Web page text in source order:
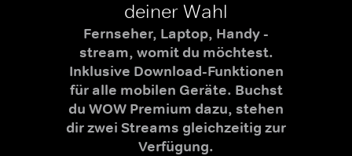
deiner Wahl
Fernseher, Laptop, Handy -
stream, womit du möchtest.
Inklusive Download-Funktionen
für alle mobilen Geräte. Buchst
du WOW Premium dazu, stehen
dir zwei Streams gleichzeitig zur
Verfügung.